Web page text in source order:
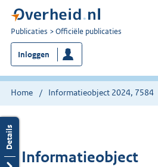
U
bent
nu
hier:
Publicaties Officiële publicaties
Inloggen
Home Informatieobject 2024, 7584
Informatieobject